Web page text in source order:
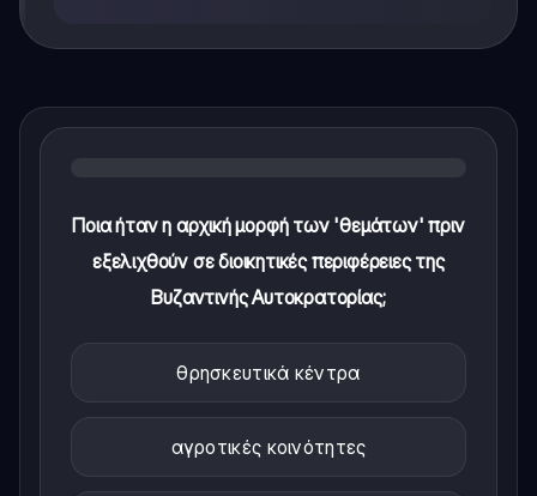
Ποια ήταν η αρχική μορφή των 'θεμάτων' πριν
εξελιχθούν σε διοικητικές περιφέρειες της
Βυζαντινής Αυτοκρατορίας;
θρησκευτικά κέντρα
αγροτικές κοινότητες